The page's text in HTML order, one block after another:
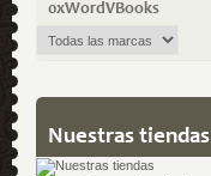
0xWordVBooks
Nuestras tiendas